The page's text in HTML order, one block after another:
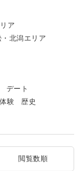
ア
・北潟エリア
デート
験
歴史
閲覧数順